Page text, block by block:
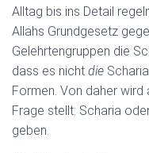
Alltag bis ins Detail
Allahs Grundgesetz
Gelehrtengruppen die
dass es nicht die
Formen. Von daher wird
Frage stellt: Scharia
geben.